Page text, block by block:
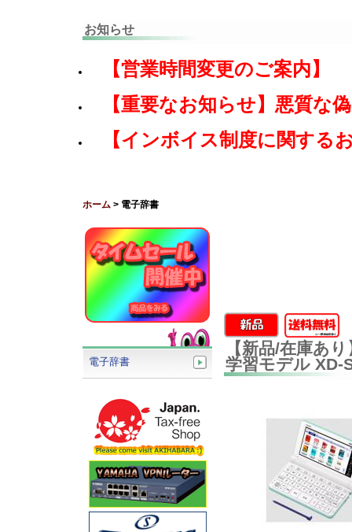
お知らせ
【営業時間変更のご案内】
【重要なお知らせ】悪質な
【インボイス制度に関する
ホーム > 電子辞書
【新品/在庫あ
学習モデル XD-
電子辞書